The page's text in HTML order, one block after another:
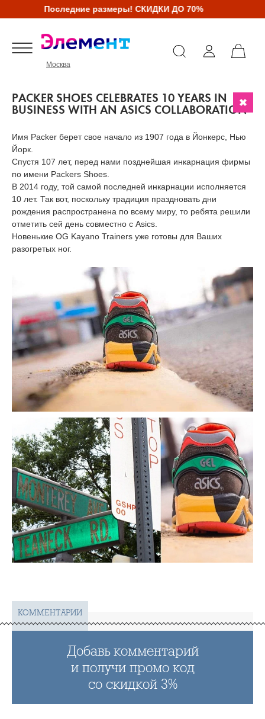
Последние размеры! СКИДКИ ДО 70%
Москва
PACKER SHOES CELEBRATES 10 YEARS IN
BUSINESS WITH AN ASICS COLLABORATION
Имя Packer берет свое начало из 1907 года в Йонкерс, Нью
Йорк.
Спустя 107 лет, перед нами позднейшая инкарнация фирмы
по имени Packers Shoes.
В 2014 году, той самой последней инкарнации исполняется
10 лет. Так вот, поскольку традиция праздновать дни
рождения распространена по всему миру, то ребята решили
отметить сей день совместно с Asics.
Новенькие OG Kayano Trainers уже готовы для Ваших
разогретых ног.
КОММЕНТАРИИ
Добавь комментарий
и получи промо код
со скидкой 3%